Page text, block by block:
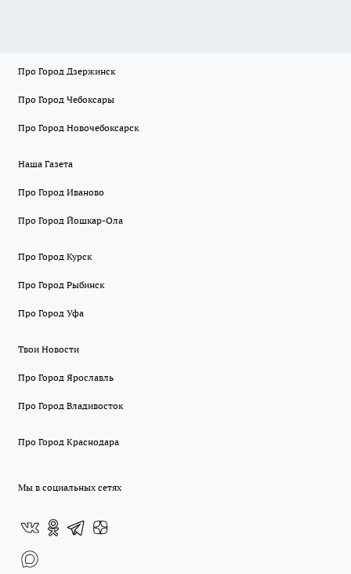
Про Город Дзержинск
Про Город Чебоксары
Про Город Новочебоксарск
Наша Газета
Про Город Иваново
Про Город Йошкар-Ола
Про Город Курск
Про Город Рыбинск
Про Город Уфа
Твои Новости
Про Город Ярославль
Про Город Владивосток
Про Город Краснодара
Мы в социальных сетях